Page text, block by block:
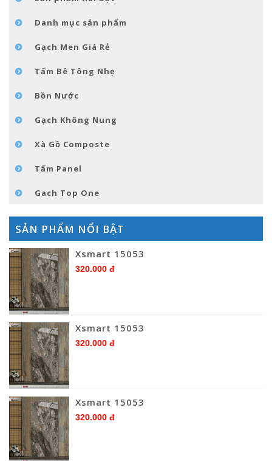
LIÊN HỆDanh mục sản phẩm
Gạch Men Giá Rẻ
Tấm Bê Tông Nhẹ
Bồn Nước
Gạch Không Nung
Xà Gồ Composte
Tấm Panel
Gach Top One
SẢN PHẨM NỔI BẬT
Xsmart 15053
320.000 đ
Xsmart 15053
320.000 đ
Xsmart 15053
320.000 đ